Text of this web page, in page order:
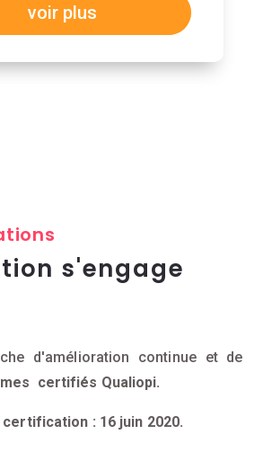
voir plus
s'engage
d'amélioration continue et de
certifiés Qualiopi.
: 16 juin 2020.